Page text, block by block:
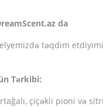
da
təqdim
Tərkibi:
çiçəkli pioni və